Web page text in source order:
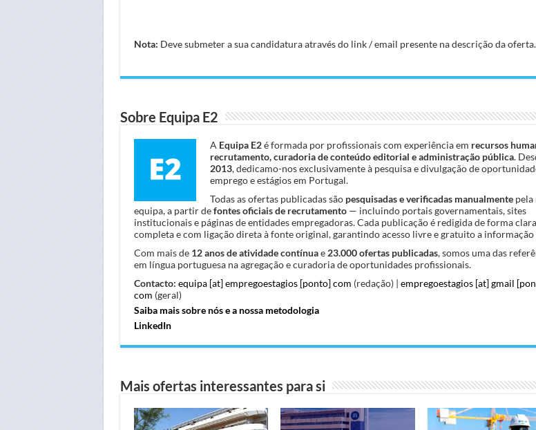
Nota: Deve submeter a sua candidatura através do link / email presente na descrição da oferta.
Sobre Equipa E2
A Equipa E2é formada por profissionais com experiência em recursos
recrutamento, curadoria de conteúdo editorial e administração pública.
2013, dedicamo-nos exclusivamente à pesquisa e divulgação de
emprego e estágios em Portugal.
Todas as ofertas publicadas são pesquisadas e verificadas manualmentepela
equipa, a partir defontes oficiais de recrutamento— incluindo portais governamentais, sites
institucionais e páginas de entidades empregadoras. Cada publicação é redigida de forma
completa e com ligação direta à fonte original, garantindo acesso livre e gratuito a informação
Com mais de 12 anos de atividade contínuae 23.000 ofertas publicadas, somos uma das
em língua portuguesa na agregação e curadoria de oportunidades profissionais.
Contacto: equipa [at] empregoestagios [ponto] com (redação) | empregoestagios [at] gmail
com (geral)
Saiba mais sobre nós e a nossa metodologia
LinkedIn
Mais ofertas interessantes para si